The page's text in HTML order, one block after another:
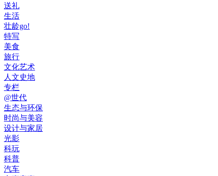
送礼
生活
壮龄go!
特写
美食
旅行
文化艺术
人文史地
专栏
@世代
生态与环保
时尚与美容
设计与家居
光影
科玩
科普
汽车